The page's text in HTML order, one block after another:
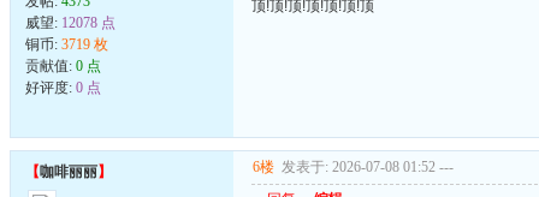
威望: 12078 点
铜币: 3719 枚
贡献值: 0 点
好评度: 0 点
顶!顶!顶!顶!顶!顶!顶
【咖啡丽丽】 6楼 发表于: 2026-07-08 01:52 ---